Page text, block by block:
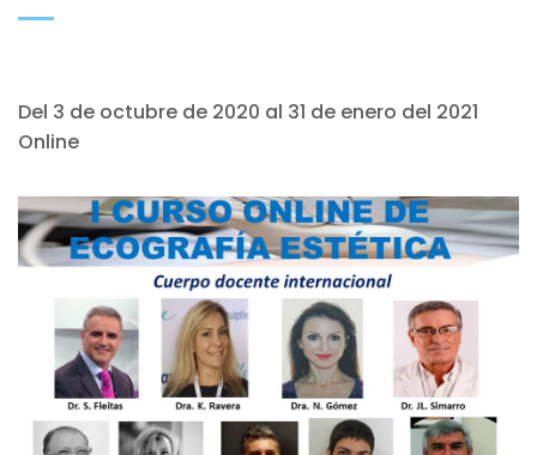
Del 3 de octubre de 2020 al 31 de enero del 2021
Online